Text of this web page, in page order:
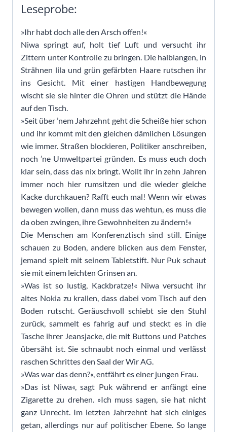
Leseprobe:
»Ihr habt doch alle den Arsch offen!«
Niwa springt auf, holt tief Luft und versucht ihr
Zittern unter Kontrolle zu bringen. Die halblangen, in
Strähnen lila und grün gefärbten Haare rutschen ihr
ins Gesicht. Mit einer hastigen Handbewegung
wischt sie sie hinter die Ohren und stützt die Hände
auf den Tisch.
»Seit über ’nem Jahrzehnt geht die Scheiße hier schon
und ihr kommt mit den gleichen dämlichen Lösungen
wie immer. Straßen blockieren, Politiker anschreiben,
noch ’ne Umweltpartei gründen. Es muss euch doch
klar sein, dass das nix bringt. Wollt ihr in zehn Jahren
immer noch hier rumsitzen und die wieder gleiche
Kacke durchkauen? Rafft euch mal! Wenn wir etwas
bewegen wollen, dann muss das wehtun, es muss die
da oben zwingen, ihre Gewohnheiten zu ändern!«
Die Menschen am Konferenztisch sind still. Einige
schauen zu Boden, andere blicken aus dem Fenster,
jemand spielt mit seinem Tabletstift. Nur Puk schaut
sie mit einem leichten Grinsen an.
»Was ist so lustig, Kackbratze!« Niwa versucht ihr
altes Nokia zu krallen, dass dabei vom Tisch auf den
Boden rutscht. Geräuschvoll schiebt sie den Stuhl
zurück, sammelt es fahrig auf und steckt es in die
Tasche ihrer Jeansjacke, die mit Buttons und Patches
übersäht ist. Sie schnaubt noch einmal und verlässt
raschen Schrittes den Saal der Wir AG.
»Was war das denn?«, entfährt es einer jungen Frau.
»Das ist Niwa«, sagt Puk während er anfängt eine
Zigarette zu drehen. »Ich muss sagen, sie hat nicht
ganz Unrecht. Im letzten Jahrzehnt hat sich einiges
getan, allerdings nur auf politischer Ebene. So lange